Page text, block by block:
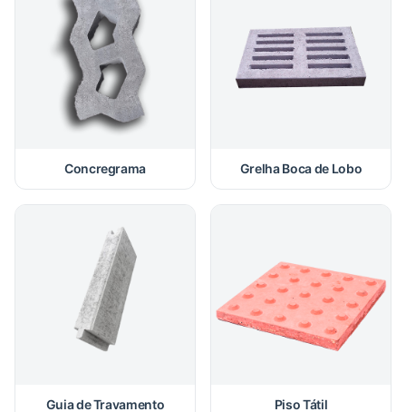
Concregrama Grelha Boca de Lobo
Guia de Travamento Piso Tátil